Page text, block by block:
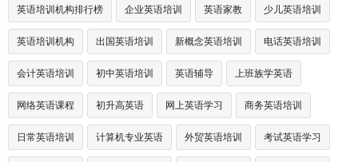
英语培训机构排行榜 企业英语培训 英语家教 少儿英语培训
英语培训机构 出国英语培训 新概念英语培训 电话英语培训
会计英语培训 初中英语培训 英语辅导 上班族学英语
网络英语课程 初升高英语 网上英语学习 商务英语培训
日常英语培训 计算机专业英语 外贸英语培训 考试英语学习